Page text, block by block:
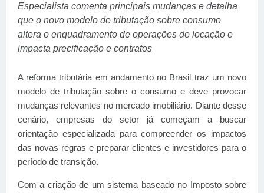
Especialista comenta principais mudanças e detalha
que o novo modelo de tributação sobre consumo
altera o enquadramento de operações de locação e
impacta precificação e contratos
A reforma tributária em andamento no Brasil traz um novo
modelo de tributação sobre o consumo e deve provocar
mudanças relevantes no mercado imobiliário. Diante desse
cenário, empresas do setor já começam a buscar
orientação especializada para compreender os impactos
das novas regras e preparar clientes e investidores para o
período de transição.
Com a criação de um sistema baseado no Imposto sobre